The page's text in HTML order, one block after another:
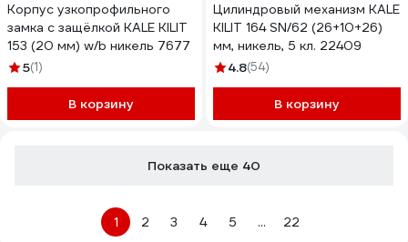
Корпус узкопрофильного
замка с защёлкой KALE KILIT
153 (20 мм) w/b никель 7677
5(1)
В корзину
Цилиндровый механизм KALE
KILIT 164 SN/62 (26+10+26)
мм, никель, 5 кл. 22409
4.8(54)
В корзину
Показать еще 40
1 2 3 4 5 ... 22